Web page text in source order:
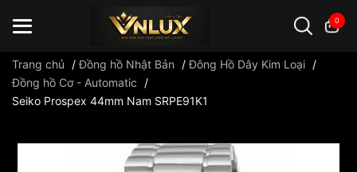
0
Đồng hồ casio đồng hồ G-Shock đồng hồ Orient
Trang chủ /Đồng hồ Nhật Bản /Đông Hồ Dây Kim Loại /
Đồng hồ Cơ - Automatic
/
Seiko Prospex 44mm Nam SRPE91K1